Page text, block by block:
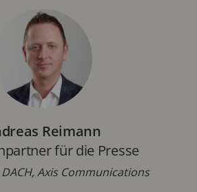
Reimann
für die Presse
Axis Communications